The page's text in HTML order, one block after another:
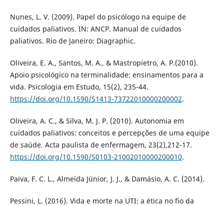
Nunes, L. V. (2009). Papel do psicólogo na equipe de
cuidados paliativos. IN: ANCP. Manual de cuidados
paliativos. Rio de Janeiro: Diagraphic.
Oliveira, E. A., Santos, M. A., & Mastropietro, A. P.(2010).
Apoio psicológico na terminalidade: ensinamentos para a
vida. Psicologia em Estudo, 15(2), 235-44.
https://doi.org/10.1590/S1413-73722010000200002.
Oliveira, A. C., & Silva, M. J. P. (2010). Autonomia em
cuidados paliativos: conceitos e percepções de uma equipe
de saúde. Acta paulista de enfermagem, 23(2),212-17.
https://doi.org/10.1590/S0103-21002010000200010.
Paiva, F. C. L., Almeida Júnior, J. J., & Damásio, A. C. (2014).
Pessini, L. (2016). Vida e morte na UTI: a ética no fio da